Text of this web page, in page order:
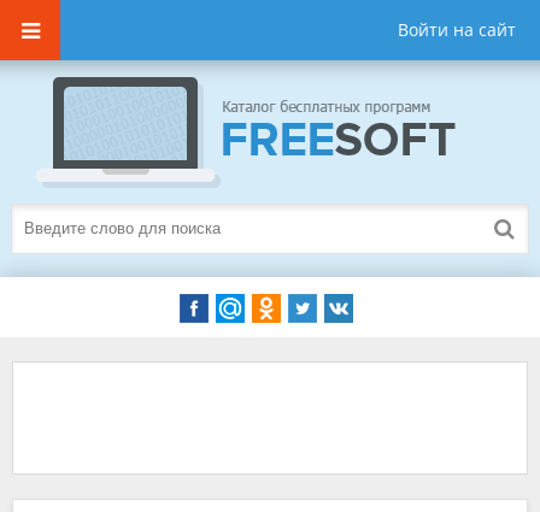
Войти на сайт